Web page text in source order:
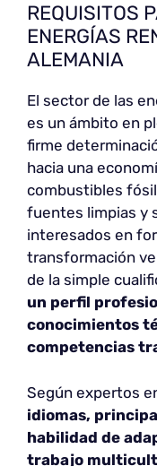
REQUISITOS
ENERGÍAS
ALEMANIA
El sector de las
es un ámbito en
firme
hacia una
combustibles
fuentes limpias y
interesados en
transformación
de la simple
un perfil
conocimientos
competencias
Según expertos
idiomas,
habilidad de
trabajo